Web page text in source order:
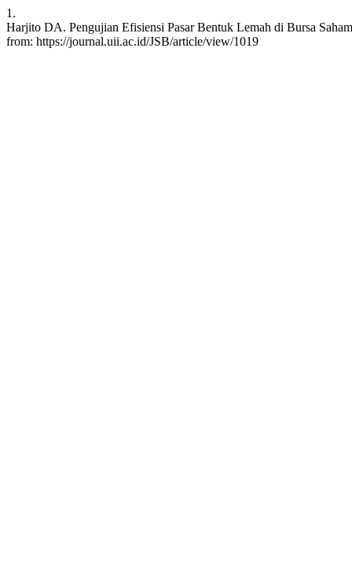
1.
Harjito DA. Pengujian Efisiensi Pasar Bentuk Lemah di Bursa
from: https://journal.uii.ac.id/JSB/article/view/1019